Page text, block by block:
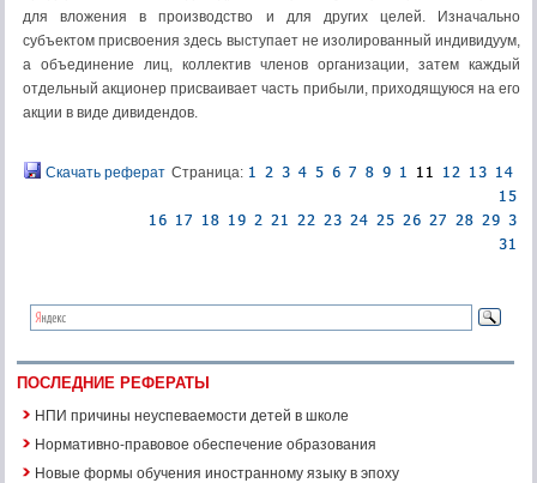
для вложения в производство и для других целей. Изначально
субъектом присвоения здесь выступает не изо­лированный индивидуум,
а объединение лиц, коллектив членов организации, затем каждый
отдельный акционер присваивает часть прибыли, приходя­щуюся на его
акции в виде дивидендов.
Скачать реферат Страница:
ПОСЛЕДНИЕ РЕФЕРАТЫ
НПИ причины неуспеваемости детей в школе
Нормативно-правовое обеспечение образования
Новые формы обучения иностранному языку в эпоху